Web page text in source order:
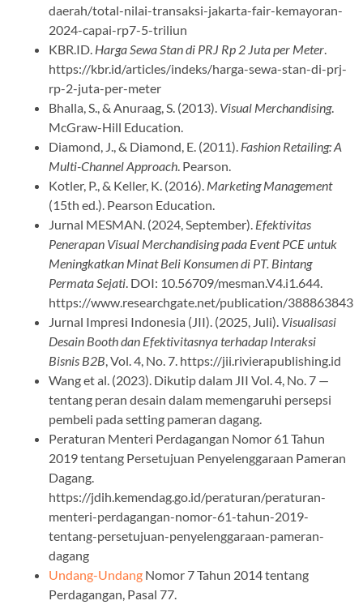
daerah/total-nilai-transaksi-jakarta-fair-kemayoran-
2024-capai-rp7-5-triliun
KBR.ID. Harga Sewa Stan di PRJ Rp 2 Juta per Meter.
https://kbr.id/articles/indeks/harga-sewa-stan-di-prj-
rp-2-juta-per-meter
Bhalla, S., & Anuraag, S. (2013). Visual Merchandising.
McGraw-Hill Education.
Diamond, J., & Diamond, E. (2011). Fashion Retailing: A
Multi-Channel Approach. Pearson.
Kotler, P., & Keller, K. (2016). Marketing Management
(15th ed.). Pearson Education.
Jurnal MESMAN. (2024, September). Efektivitas
Penerapan Visual Merchandising pada Event PCE untuk
Meningkatkan Minat Beli Konsumen di PT. Bintang
Permata Sejati. DOI: 10.56709/mesman.V4.i1.644.
https://www.researchgate.net/publication/388863843
Jurnal Impresi Indonesia (JII). (2025, Juli). Visualisasi
Desain Booth dan Efektivitasnya terhadap Interaksi
Bisnis B2B, Vol. 4, No. 7. https://jii.rivierapublishing.id
Wang et al. (2023). Dikutip dalam JII Vol. 4, No. 7 —
tentang peran desain dalam memengaruhi persepsi
pembeli pada setting pameran dagang.
Peraturan Menteri Perdagangan Nomor 61 Tahun
2019 tentang Persetujuan Penyelenggaraan Pameran
Dagang.
https://jdih.kemendag.go.id/peraturan/peraturan-
menteri-perdagangan-nomor-61-tahun-2019-
tentang-persetujuan-penyelenggaraan-pameran-
dagang
Undang-Undang Nomor 7 Tahun 2014 tentang
Perdagangan, Pasal 77.